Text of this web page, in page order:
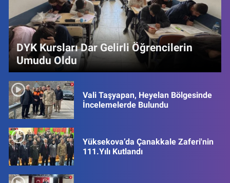
DYK Kursları Dar Gelirli Öğrencilerin
Umudu Oldu
Vali Taşyapan, Heyelan Bölgesinde
İncelemelerde Bulundu
Yüksekova’da Çanakkale Zaferi'nin
111.Yılı Kutlandı